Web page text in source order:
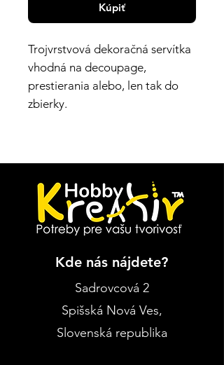
Kúpiť
Trojvrstvová dekoračná servítka
vhodná na decoupage,
prestierania alebo, len tak do
zbierky.
Kde nás nájdete?
Sadrovcová 2
Spišská Nová Ves,
Slovenská republika